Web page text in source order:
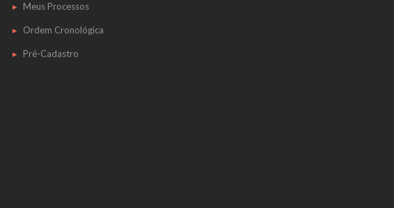
Meus Processos
Ordem Cronológica
Pré-Cadastro